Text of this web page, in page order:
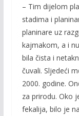
– Tim dijelom
stadima i
planinare uz
kajmakom, a i
bila čista i
čuvali. Sljedeći
2000. godine.
za prirodu. Oko
fekalija, bilo je